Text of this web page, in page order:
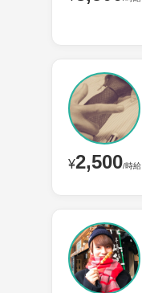
¥2,500/時給